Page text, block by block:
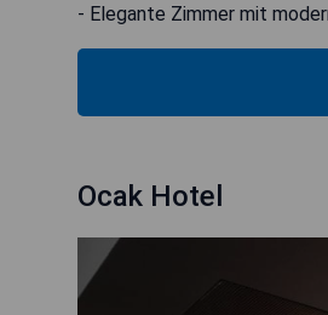
- Elegante Zimmer mit
Ocak Hotel